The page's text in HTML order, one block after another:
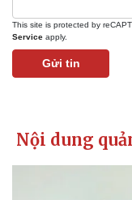
This site is protected by
Service apply.
Gửi tin